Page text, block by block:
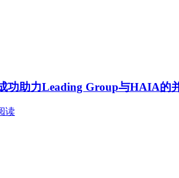
功助力Leading Group与HAIA的
读